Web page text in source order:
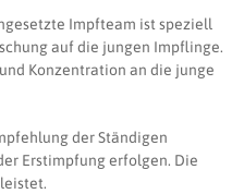
Impfteam ist speziell
auf die jungen Impflinge.
Konzentration an die junge
der Ständigen
Erstimpfung erfolgen. Die